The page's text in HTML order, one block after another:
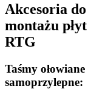
Akcesoria do
montażu płyt
RTG
Taśmy ołowiane
samoprzylepne: